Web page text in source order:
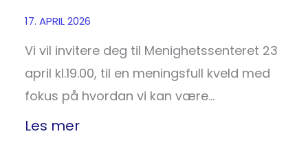
17. APRIL 2026
Vi vil invitere deg til Menighetssenteret 23
april kl.19.00, til en meningsfull kveld med
fokus på hvordan vi kan være…
Les mer